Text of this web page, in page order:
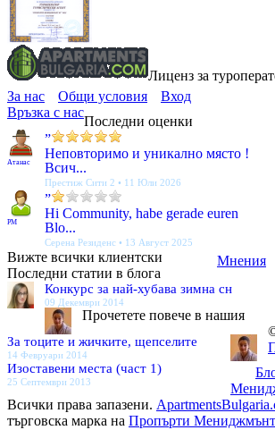
Лиценз за
За нас Общи условия
Вход
Връзка с нас
Последни оценки
Атанас
”
Неповторимо и уникално място !
Всич...
Престиж Сити 2 • 11 Юли 2026
PM
”
Hi Community, habe gerade euren
Blo...
Серена Резиденс • 13 Август 2025
Мнения
Вижте всички клиентски
Последни статии в блога
Конкурс за най-хубава зимна сн
09 Декември 2014
За тоците и жичките, щепселите
14 Февруари 2014
Изоставени места (част 1)
25 Септември 2013
Прочетете повече в нашия
Всички права запазени.
търговска марка на Пропърти